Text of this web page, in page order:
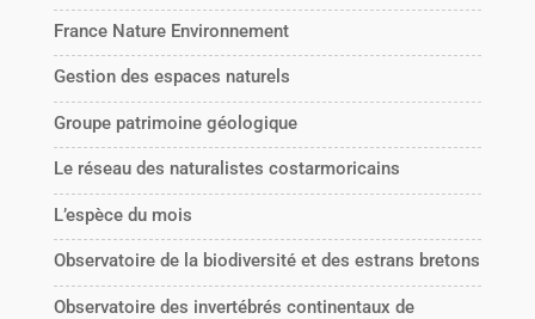
France Nature Environnement
Gestion des espaces naturels
Groupe patrimoine géologique
Le réseau des naturalistes costarmoricains
L’espèce du mois
Observatoire de la biodiversité et des estrans bretons
Observatoire des invertébrés continentaux de